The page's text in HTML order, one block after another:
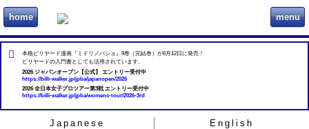
home ビリヲカ menu
本格ビリヤード漫画『ミドリノバショ』9巻（完結巻）が6月12日に発売！
ビリヤードの入門書としても活用されています。
2026 ジャパンオープン【公式】 エントリー受付中
https://billi-walker.jp/jpba/japanopen/2026
2026 全日本女子プロツアー第3戦 エントリー受付中
https://billi-walker.jp/jpba/womens-tour/2026-3rd
Japanese
English